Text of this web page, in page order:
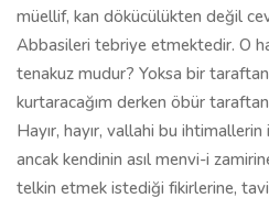
müellif, kan dökücülükten değil
Abbasileri tebriye etmektedir. O
tenakuz mudur? Yoksa bir
kurtaracağım derken öbür
Hayır, hayır, vallahi bu
ancak kendinin asıl menvi-i
telkin etmek istediği fikirlerine,